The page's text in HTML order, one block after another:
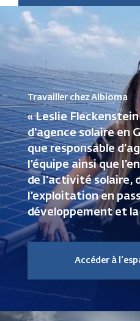
Travailler chez Albioma
« Leslie
d'agence solaire en
que responsable
l’équipe ainsi que
de l’activité solaire,
l’exploitation en
développement et
Accéder à